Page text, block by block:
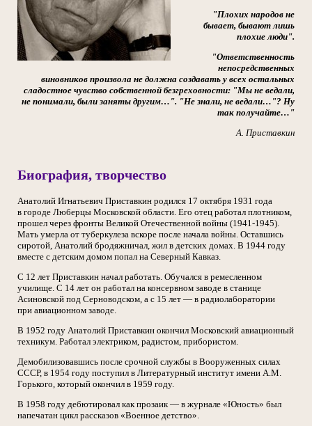
"Плохих народов не
бывает, бывают лишь
плохие люди".
"Ответственность
непосредственных
виновников произвола не должна создавать у всех остальных
сладостное чувство собственной безгреховности: "Мы не ведали,
не понимали, были заняты другим…". "Не знали, не ведали…"? Ну
так получайте…"
А. Приставкин
Биография, творчество
Анатолий Игнатьевич Приставкин родился 17 октября 1931 года
в городе Люберцы Московской области. Его отец работал плотником,
прошел через фронты Великой Отечественной войны (1941-1945).
Мать умерла от туберкулеза вскоре после начала войны. Оставшись
сиротой, Анатолий бродяжничал, жил в детских домах. В 1944 году
вместе с детским домом попал на Северный Кавказ.
С 12 лет Приставкин начал работать. Обучался в ремесленном
училище. С 14 лет он работал на консервном заводе в станице
Асиновской под Серноводском, а с 15 лет — в радиолаборатории
при авиационном заводе.
В 1952 году Анатолий Приставкин окончил Московский авиационный
техникум. Работал электриком, радистом, прибористом.
Демобилизовавшись после срочной службы в Вооруженных силах
СССР, в 1954 году поступил в Литературный институт имени А.М.
Горького, который окончил в 1959 году.
В 1958 году дебютировал как прозаик — в журнале «Юность» был
напечатан цикл рассказов «Военное детство».